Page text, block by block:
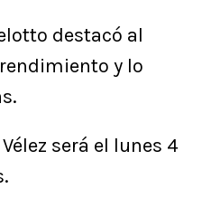
destacó al
y lo
será el lunes 4